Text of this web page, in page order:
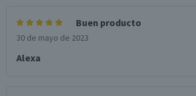
Buen producto
30 de mayo de 2023
Alexa